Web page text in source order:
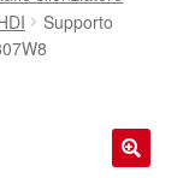
Supporto